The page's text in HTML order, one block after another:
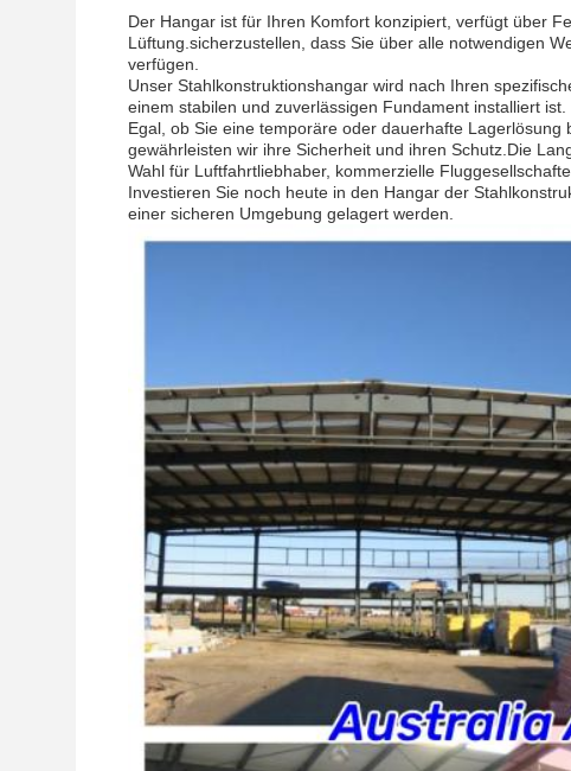
Der Hangar ist für Ihren Komfort konzipiert, verfügt über
Lüftung.sicherzustellen, dass Sie über alle notwendigen
verfügen.
Unser Stahlkonstruktionshangar wird nach Ihren
einem stabilen und zuverlässigen Fundament installiert ist.
Egal, ob Sie eine temporäre oder dauerhafte
gewährleisten wir ihre Sicherheit und ihren Schutz.Die
Wahl für Luftfahrtliebhaber, kommerzielle
Investieren Sie noch heute in den Hangar der
einer sicheren Umgebung gelagert werden.